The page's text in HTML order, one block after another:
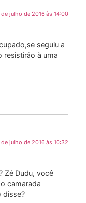
de julho de 2016 às 14:00
seguiu a
resistirão à uma
de julho de 2016 às 10:32
Zé Dudu, você
camarada
disse?